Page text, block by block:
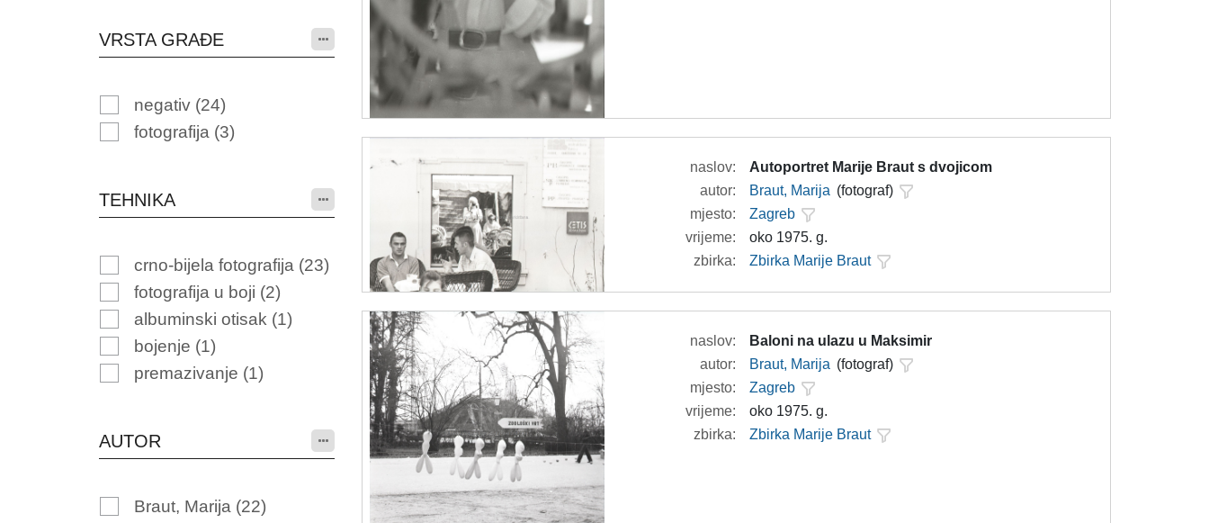
VRSTA GRAĐE
negativ (24)
fotografija (3)
TEHNIKA
crno-bijela fotografija (23)
fotografija u boji (2)
albuminski otisak (1)
bojenje (1)
premazivanje (1)
AUTOR
Braut, Marija (22)
naslov:
Autoportret Marije Braut s dvojicom
autor:
Braut, Marija (fotograf)
mjesto:
Zagreb
vrijeme:
oko 1975. g.
zbirka:
Zbirka Marije Braut
naslov:
Baloni na ulazu u Maksimir
autor:
Braut, Marija (fotograf)
mjesto:
Zagreb
vrijeme:
oko 1975. g.
zbirka:
Zbirka Marije Braut